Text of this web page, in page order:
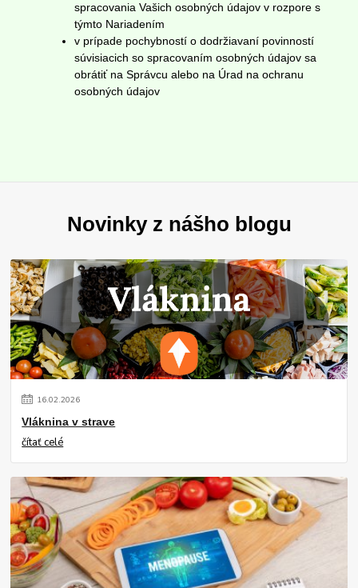
spracovania Vašich osobných údajov v rozpore s
týmto Nariadením
v prípade pochybností o dodržiavaní povinností
súvisiacich so spracovaním osobných údajov sa
obrátiť na Správcu alebo na Úrad na ochranu
osobných údajov
Novinky z nášho blogu
16.02.2026
Vláknina v strave
čítať celé